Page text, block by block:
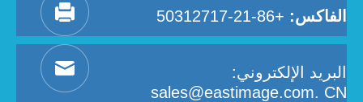
الفاكس: +86-21-50312717
البريد الإلكتروني:
sales@eastimage.com. CN